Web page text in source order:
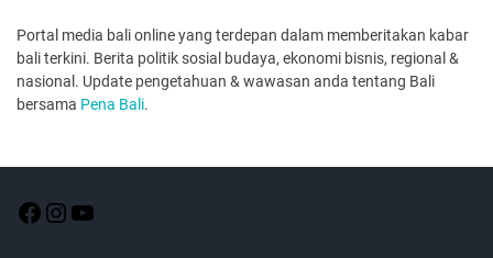
Portal media bali online yang terdepan dalam memberitakan kabar
bali terkini. Berita politik sosial budaya, ekonomi bisnis, regional &
nasional. Update pengetahuan & wawasan anda tentang Bali
bersama Pena Bali.